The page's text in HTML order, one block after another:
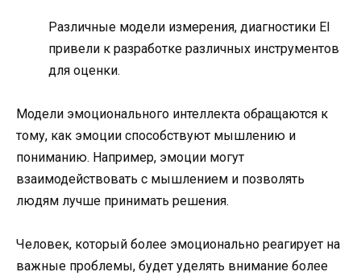
Различные модели измерения, диагностики EI
привели к разработке различных инструментов
для оценки.
Модели эмоционального интеллекта обращаются к
тому, как эмоции способствуют мышлению и
пониманию. Например, эмоции могут
взаимодействовать с мышлением и позволять
людям лучше принимать решения.
Человек, который более эмоционально реагирует на
важные проблемы, будет уделять внимание более